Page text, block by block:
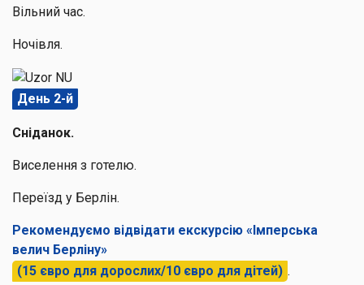
Вільний час.
Ночівля.
День 2-й
Сніданок.
Виселення з готелю.
Переїзд у Берлін.
Рекомендуємо відвідати екскурсію «Імперська
велич Берліну»
(15 євро для дорослих/10 євро для дітей) .